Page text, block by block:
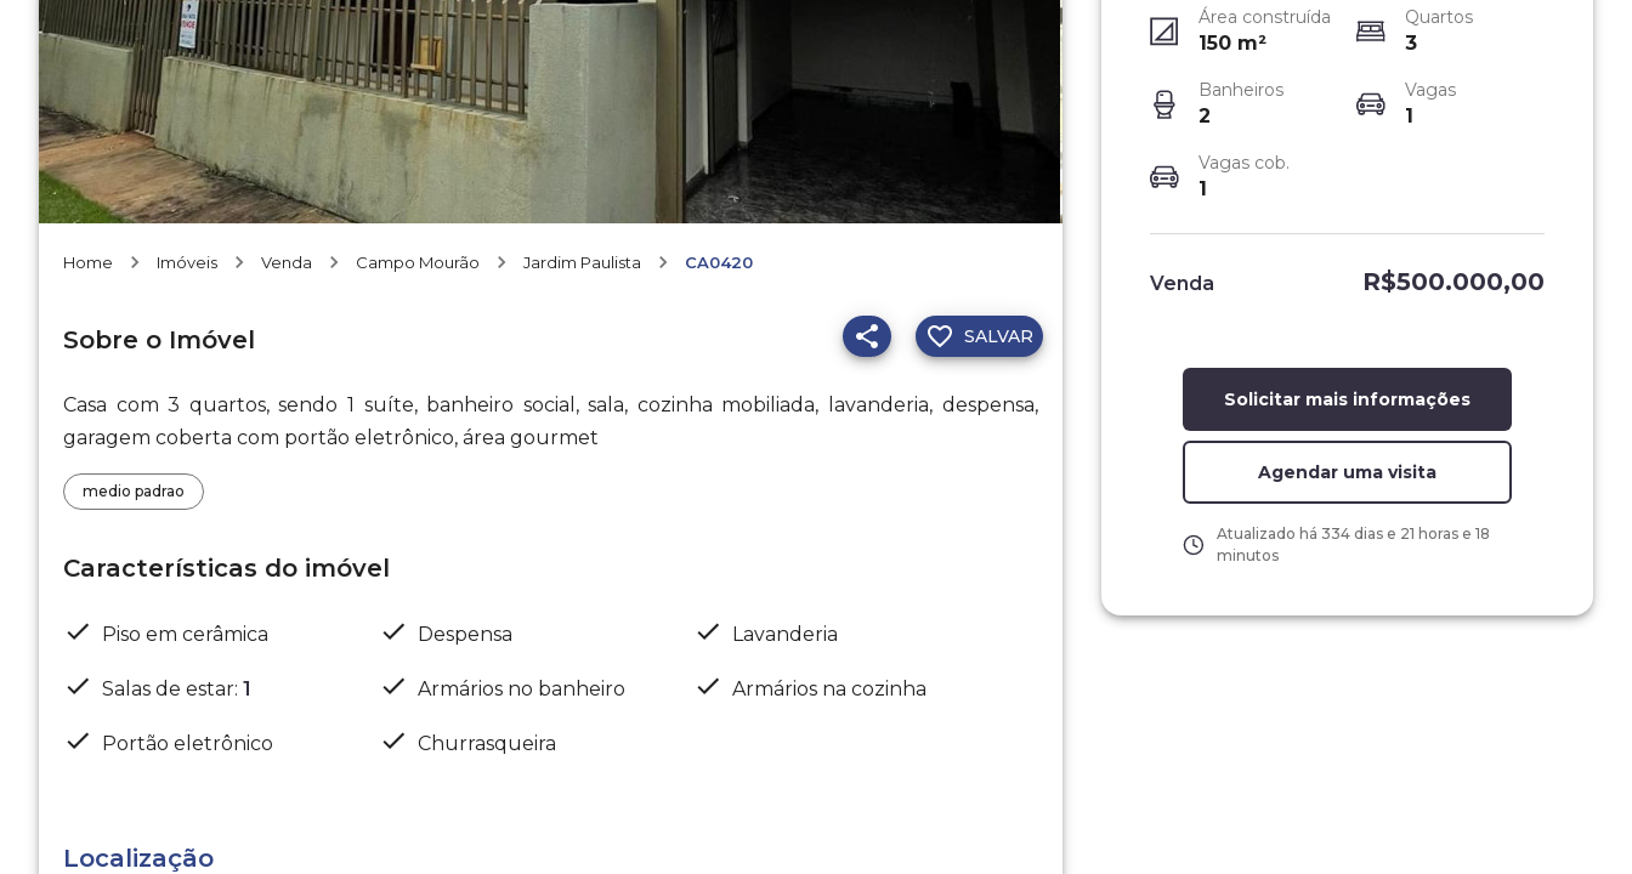
Home Imóveis Venda Campo Mourão Jardim Paulista CA0420
Sobre o Imóvel
Casa com 3 quartos, sendo 1 suíte, banheiro social, sala, cozinha mobiliada, lavanderia, despensa,
garagem coberta com portão eletrônico, área gourmet
medio padrao
SALVAR
Características do imóvel
Piso em cerâmica Despensa Lavanderia
Salas de estar: 1 Armários no banheiro Armários na cozinha
Portão eletrônico Churrasqueira
Localização
Área construída
150m²
Quartos
3
Banheiros
2
Vagas
1
Vagas cob.
1
Venda R$500.000,00
Solicitar mais informações
Agendar uma visita
Atualizado há 334 dias e 21 horas e 18
minutos